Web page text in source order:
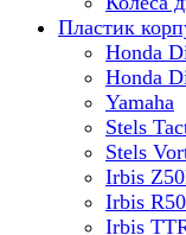
Пластик
Honda
Honda
Yamaha
Stels
Stels
Irbis
Irbis R50
Irbis